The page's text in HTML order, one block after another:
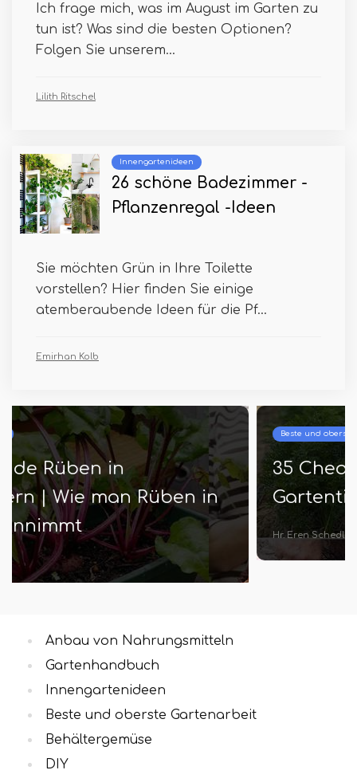
Ich frage mich, was im August im Garten zu
tun ist? Was sind die besten Optionen?
Folgen Sie unserem...
Lilith Ritschel
Innengartenideen
26 schöne Badezimmer -
Pflanzenregal -Ideen
Sie möchten Grün in Ihre Toilette
vorstellen? Hier finden Sie einige
atemberaubende Ideen für die Pf...
Emirhan Kolb
Beste und oberste Gartenarbeit
35 Cheats für Garten | Clevere
Gartentipps, um Geld zu sparen
Hr. Eren Schedler
Anbau von Nahrungsmitteln
Gartenhandbuch
Innengartenideen
Beste und oberste Gartenarbeit
Behältergemüse
DIY